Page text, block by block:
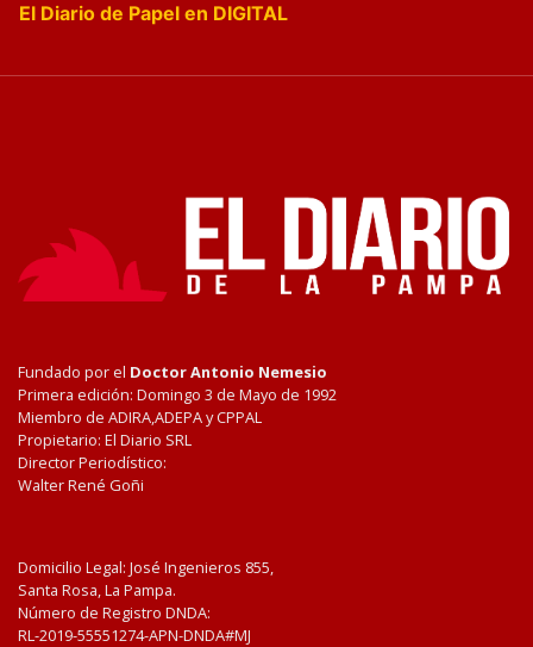
El Diario de Papel en DIGITAL
Fundado por el Doctor Antonio Nemesio
Primera edición: Domingo 3 de Mayo de 1992
Miembro de ADIRA,ADEPA y CPPAL
Propietario: El Diario SRL
Director Periodístico:
Walter René Goñi
Domicilio Legal: José Ingenieros 855,
Santa Rosa, La Pampa.
Número de Registro DNDA:
RL-2019-55551274-APN-DNDA#MJ